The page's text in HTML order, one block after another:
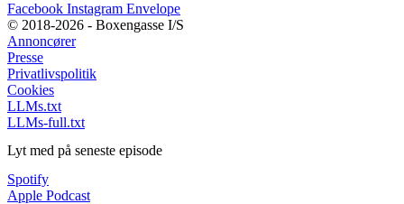
Facebook Instagram Envelope
© 2018-2026 - Boxengasse I/S
Annoncører
Presse
Privatlivspolitik
Cookies
LLMs.txt
LLMs-full.txt
Lyt med på seneste episode
Spotify
Apple Podcast